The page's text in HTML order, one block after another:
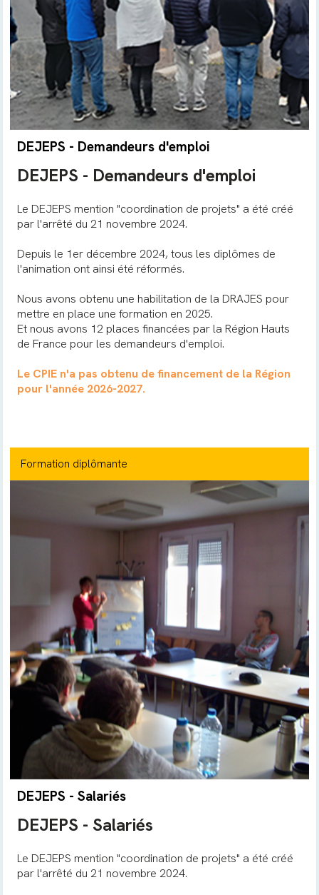
DEJEPS - Demandeurs d'emploi
DEJEPS - Demandeurs d'emploi
Le DEJEPS mention "coordination de projets" a été créé
par l'arrêté du 21 novembre 2024.
Depuis le 1er décembre 2024, tous les diplômes de
l'animation ont ainsi été réformés.
Nous avons obtenu une habilitation de la DRAJES pour
mettre en place une formation en 2025.
Et nous avons 12 places financées par la Région Hauts
de France pour les demandeurs d'emploi.
Le CPIE n'a pas obtenu de financement de la Région
pour l'année 2026-2027.
Formation diplômante
DEJEPS - Salariés
DEJEPS - Salariés
Le DEJEPS mention "coordination de projets" a été créé
par l'arrêté du 21 novembre 2024.